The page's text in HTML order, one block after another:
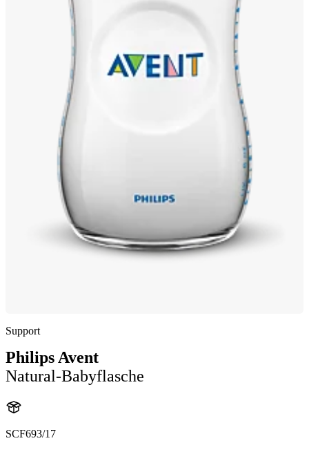
Support
Philips Avent
Natural-Babyflasche
SCF693/17